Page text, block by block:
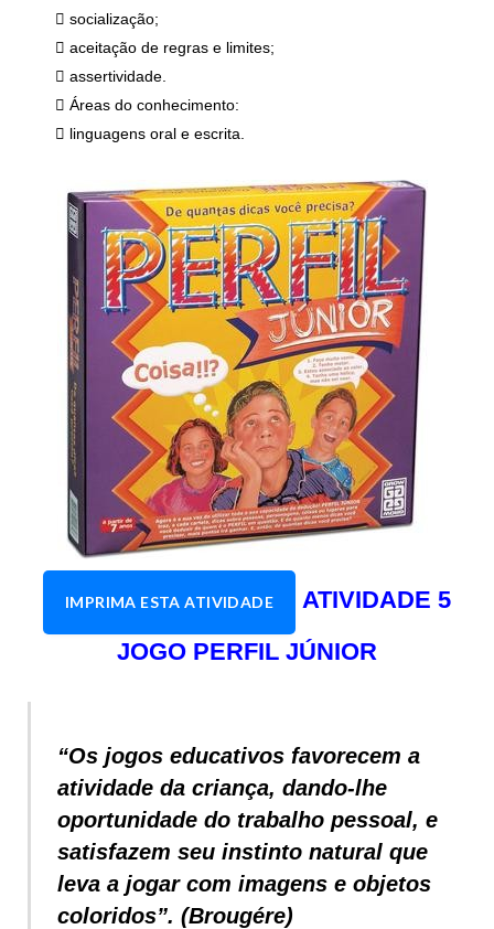
 socialização;
 aceitação de regras e limites;
 assertividade.
 Áreas do conhecimento:
 linguagens oral e escrita.
IMPRIMA ESTA ATIVIDADE
ATIVIDADE 5
JOGO PERFIL JÚNIOR
“Os jogos educativos favorecem a
atividade da criança, dando-lhe
oportunidade do trabalho pessoal, e
satisfazem seu instinto natural que
leva a jogar com imagens e objetos
coloridos”.(Brougére)